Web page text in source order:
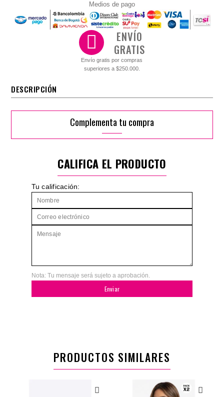
Medios de pago
ENVÍO
GRATIS
Envío gratis por compras
superiores a $250.000.
DESCRIPCIÓN
Complementa tu compra
CALIFICA EL PRODUCTO
Tu calificación:
Nota: Tu mensaje será sujeto a aprobación.
Enviar
PRODUCTOS SIMILARES